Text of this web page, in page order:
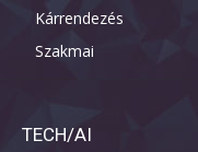
Kárrendezés
Szakmai
TECH/AI